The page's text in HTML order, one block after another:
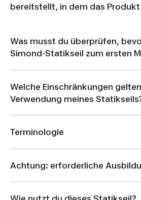
bereitstellt, in dem das
Was musst du überprüfen,
Simond-Statikseil zum ersten
Welche Einschränkungen
Verwendung meines
Terminologie
Achtung: erforderliche